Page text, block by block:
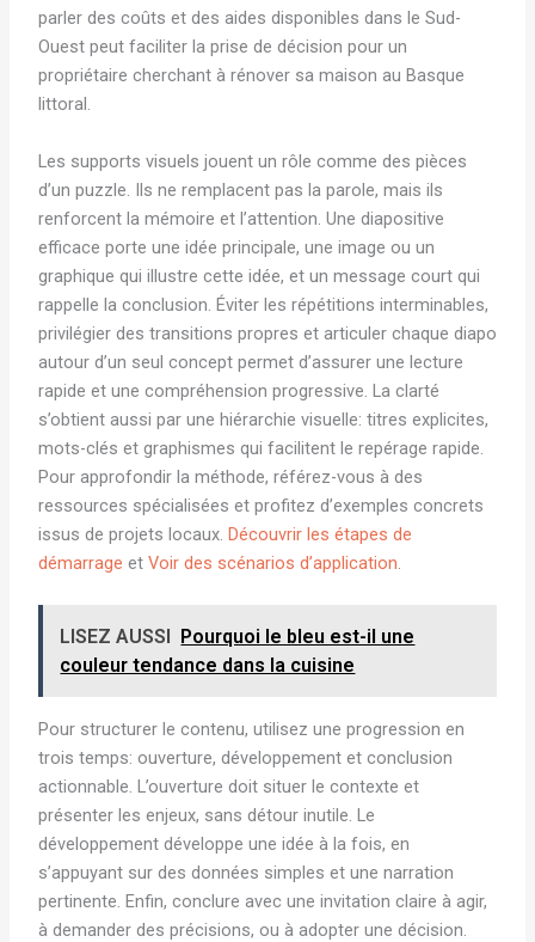
parler des coûts et des aides disponibles dans le Sud-
Ouest peut faciliter la prise de décision pour un
propriétaire cherchant à rénover sa maison au Basque
littoral.
Les supports visuels jouent un rôle comme des pièces
d’un puzzle. Ils ne remplacent pas la parole, mais ils
renforcent la mémoire et l’attention. Une diapositive
efficace porte une idée principale, une image ou un
graphique qui illustre cette idée, et un message court qui
rappelle la conclusion. Éviter les répétitions interminables,
privilégier des transitions propres et articuler chaque diapo
autour d’un seul concept permet d’assurer une lecture
rapide et une compréhension progressive. La clarté
s’obtient aussi par une hiérarchie visuelle: titres explicites,
mots-clés et graphismes qui facilitent le repérage rapide.
Pour approfondir la méthode, référez-vous à des
ressources spécialisées et profitez d’exemples concrets
issus de projets locaux. Découvrir les étapes de
démarrage et Voir des scénarios d’application.
LISEZ AUSSI Pourquoi le bleu est-il une
couleur tendance dans la cuisine
Pour structurer le contenu, utilisez une progression en
trois temps: ouverture, développement et conclusion
actionnable. L’ouverture doit situer le contexte et
présenter les enjeux, sans détour inutile. Le
développement développe une idée à la fois, en
s’appuyant sur des données simples et une narration
pertinente. Enfin, conclure avec une invitation claire à agir,
à demander des précisions, ou à adopter une décision.